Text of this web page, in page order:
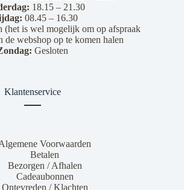
18.15 – 21.30
08.45 – 16.30
(het is wel mogelijk om op afspraak
de webshop op te komen halen
Gesloten
Klantenservice
Voorwaarden
Betalen
Bezorgen / Afhalen
Cadeaubonnen
Ontevreden / Klachten